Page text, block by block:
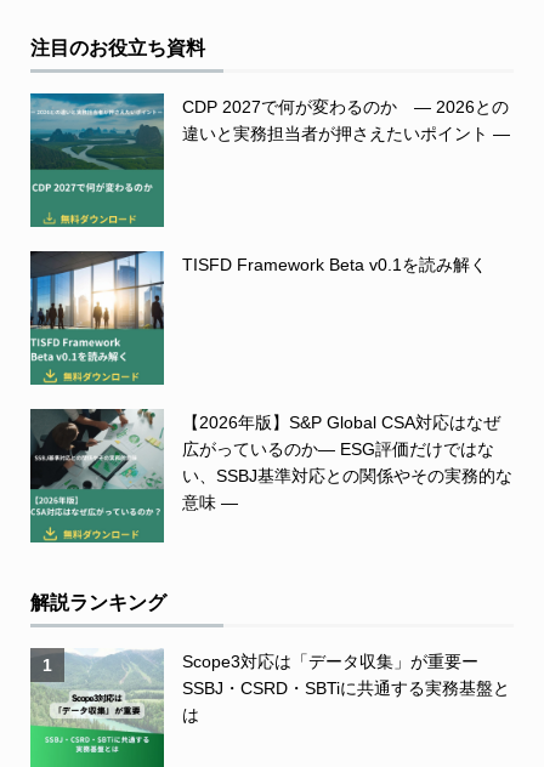
注目のお役立ち資料
CDP 2027で何が変わるのか ― 2026との
違いと実務担当者が押さえたいポイント ―
TISFD Framework Beta v0.1を読み解く
【2026年版】S&P Global CSA対応はなぜ
広がっているのか― ESG評価だけではな
い、SSBJ基準対応との関係やその実務的な
意味 ―
解説ランキング
1
Scope3対応は「データ収集」が重要ー
SSBJ・CSRD・SBTiに共通する実務基盤と
は